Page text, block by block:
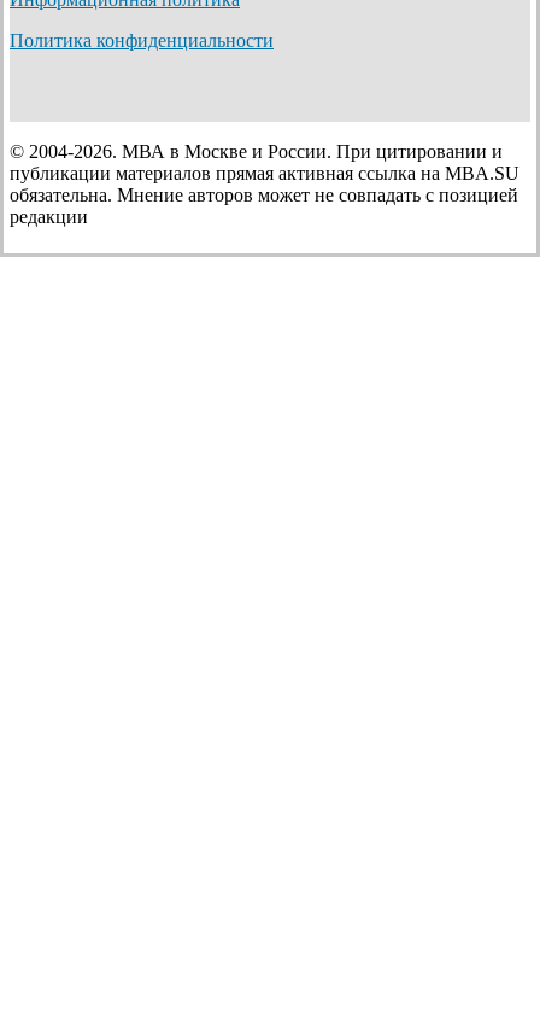
Политика конфиденциальности
© 2004-2026. МВА в Москве и России. При цитировании и
публикации материалов прямая активная ссылка на MBA.SU
обязательна. Мнение авторов может не совпадать с позицией
редакции